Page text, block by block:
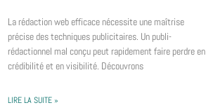
La rédaction web efficace nécessite une maîtrise
précise des techniques publicitaires. Un publi-
rédactionnel mal conçu peut rapidement faire perdre en
crédibilité et en visibilité. Découvrons
LIRE LA SUITE »